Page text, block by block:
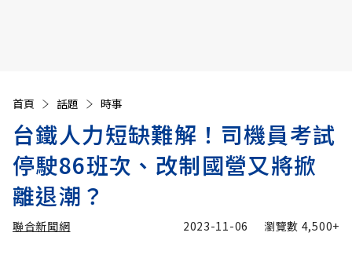
首頁 話題 時事
台鐵人力短缺難解！司機員考試
停駛86班次、改制國營又將掀
離退潮？
聯合新聞網 2023-11-06 瀏覽數 4,500+